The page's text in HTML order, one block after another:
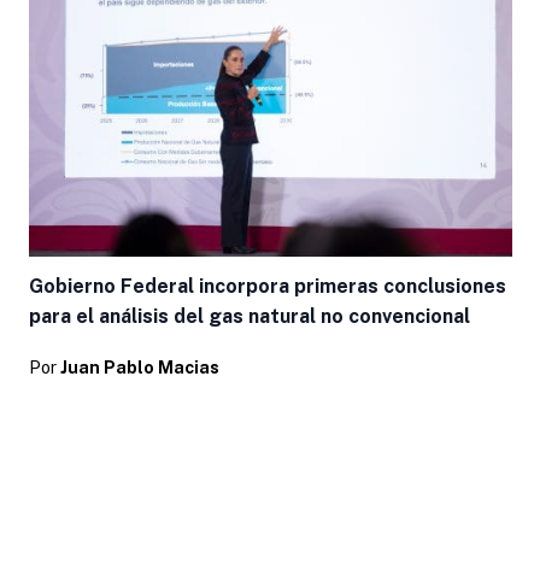
Gobierno Federal incorpora primeras conclusiones
para el análisis del gas natural no convencional
Por Juan Pablo Macias